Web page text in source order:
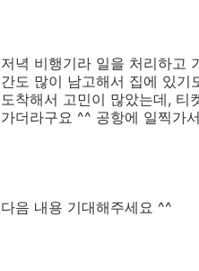
저녁 비행기라 일을 처리하고
간도 많이 남고해서 집에 있
도착해서 고민이 많았는데, 티
가더라구요 ^^ 공항에 일찍가
다음 내용 기대해주세요 ^^